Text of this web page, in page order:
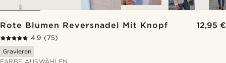
Rote Blumen Reversnadel Mit Knopf 12,95 €
4.9 (75)
Gravieren
FARBE AUSWÄHLEN